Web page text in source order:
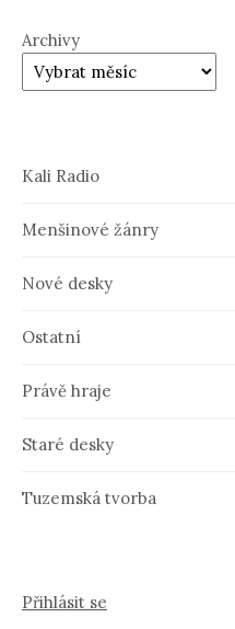
Archivy
Kali Radio
Menšinové žánry
Nové desky
Ostatní
Právě hraje
Staré desky
Tuzemská tvorba
Přihlásit se